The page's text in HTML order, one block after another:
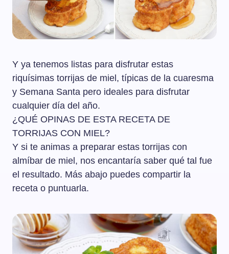
Y ya tenemos listas para disfrutar estas
riquísimas torrijas de miel, típicas de la cuaresma
y Semana Santa pero ideales para disfrutar
cualquier día del año.
¿QUÉ OPINAS DE ESTA RECETA DE
TORRIJAS CON MIEL?
Y si te animas a preparar estas torrijas con
almíbar de miel, nos encantaría saber qué tal fue
el resultado. Más abajo puedes compartir la
receta o puntuarla.